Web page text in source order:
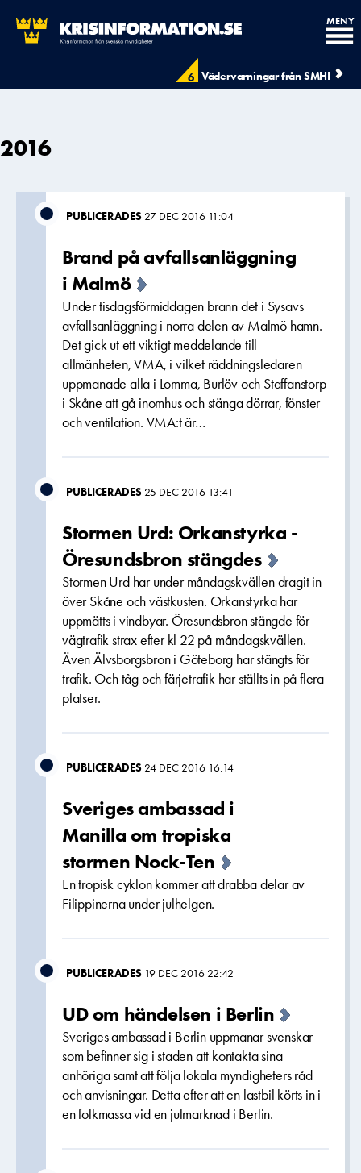
6 Vädervarningar från SMHI
MENY
2016
PUBLICERADES 27 DEC 2016 11:04
Brand på avfallsanläggning
i Malmö
Under tisdagsförmiddagen brann det i Sysavs
avfallsanläggning i norra delen av Malmö hamn.
Det gick ut ett viktigt meddelande till
allmänheten, VMA, i vilket räddningsledaren
uppmanade alla i Lomma, Burlöv och Staffanstorp
i Skåne att gå inomhus och stänga dörrar, fönster
och ventilation. VMA:t är…
PUBLICERADES 25 DEC 2016 13:41
Stormen Urd: Orkanstyrka -
Öresundsbron stängdes
Stormen Urd har under måndagskvällen dragit in
över Skåne och västkusten. Orkanstyrka har
uppmätts i vindbyar. Öresundsbron stängde för
vägtrafik strax efter kl 22 på måndagskvällen.
Även Älvsborgsbron i Göteborg har stängts för
trafik. Och tåg och färjetrafik har ställts in på flera
platser.
PUBLICERADES 24 DEC 2016 16:14
Sveriges ambassad i
Manilla om tropiska
stormen Nock-Ten
En tropisk cyklon kommer att drabba delar av
Filippinerna under julhelgen.
PUBLICERADES 19 DEC 2016 22:42
UD om händelsen i Berlin
Sveriges ambassad i Berlin uppmanar svenskar
som befinner sig i staden att kontakta sina
anhöriga samt att följa lokala myndigheters råd
och anvisningar. Detta efter att en lastbil körts in i
en folkmassa vid en julmarknad i Berlin.